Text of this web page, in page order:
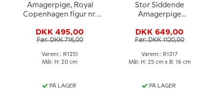
Amagerpige, Royal
Copenhagen figur nr.
DKK 495,00
Før: DKK 716,00
Varenr.: R1251
Mål: H: 20 cm
PÅ LAGER
Stor Siddende
Amagerpige
Copenhagen figur nr.
099 eller 1317
DKK 649,00
Før: DKK 1120,00
Varenr.: R1317
Mål: H: 25 cm x B: 16 cm
PÅ LAGER